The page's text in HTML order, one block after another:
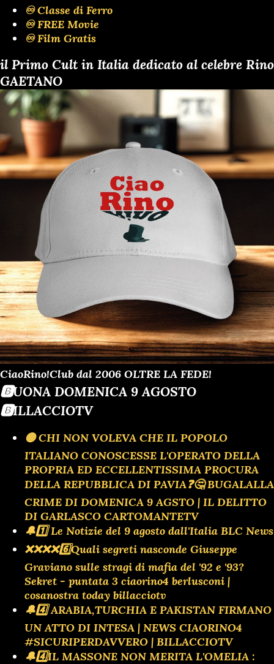
♾️ Classe di Ferro
♾️ FREE Movie
♾️ Film Gratis
il Primo Cult in Italia dedicato al celebre Rino
GAETANO
CiaoRino!Club dal 2006 OLTRE LA FEDE!
🅱️UONA DOMENICA 9 AGOSTO
🅱️ILLACCIOTV
🟡 CHI NON VOLEVA CHE IL POPOLO
ITALIANO CONOSCESSE L'OPERATO DELLA
PROPRIA ED ECCELLENTISSIMA PROCURA
DELLA REPUBBLICA DI PAVIA❓️🤔 BUGALALLA
CRIME DI DOMENICA 9 AGSTO | IL DELITTO
DI GARLASCO CARTOMANTETV
🔔1️⃣ Le Notizie del 9 agosto dall'Italia BLC News
❌️❌️❌️❌️6️⃣Quali segreti nasconde Giuseppe
Graviano sulle stragi di mafia del '92 e '93?
Sekret - puntata 3 ciaorino4 berlusconi |
cosanostra today billacciotv
🔔4️⃣ ARABIA,TURCHIA E PAKISTAN FIRMANO
UN ATTO DI INTESA | NEWS CIAORINO4
#SICURIPERDAVVERO | BILLACCIOTV
🔔4️⃣IL MASSONE NON MERITA L'OMELIA :